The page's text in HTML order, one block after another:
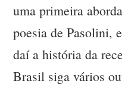
uma primeira
poesia de Pasolini,
daí a história da
Brasil siga vários